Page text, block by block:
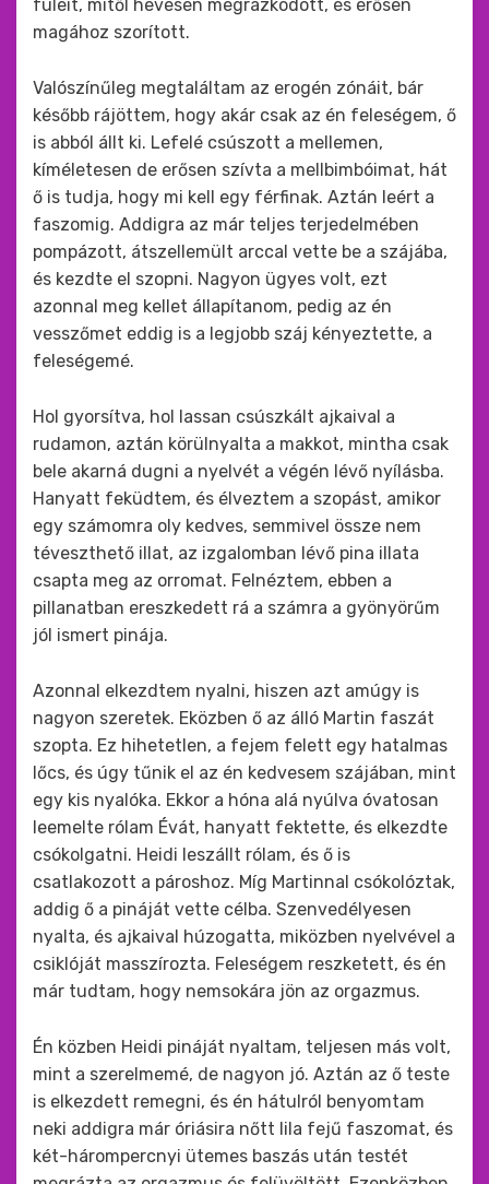
füleit, mitől hevesen megrázkódott, és erősen
magához szorított.
Valószínűleg megtaláltam az erogén zónáit, bár
később rájöttem, hogy akár csak az én feleségem, ő
is abból állt ki. Lefelé csúszott a mellemen,
kíméletesen de erősen szívta a mellbimbóimat, hát
ő is tudja, hogy mi kell egy férfinak. Aztán leért a
faszomig. Addigra az már teljes terjedelmében
pompázott, átszellemült arccal vette be a szájába,
és kezdte el szopni. Nagyon ügyes volt, ezt
azonnal meg kellet állapítanom, pedig az én
vesszőmet eddig is a legjobb száj kényeztette, a
feleségemé.
Hol gyorsítva, hol lassan csúszkált ajkaival a
rudamon, aztán körülnyalta a makkot, mintha csak
bele akarná dugni a nyelvét a végén lévő nyílásba.
Hanyatt feküdtem, és élveztem a szopást, amikor
egy számomra oly kedves, semmivel össze nem
téveszthető illat, az izgalomban lévő pina illata
csapta meg az orromat. Felnéztem, ebben a
pillanatban ereszkedett rá a számra a gyönyörűm
jól ismert pinája.
Azonnal elkezdtem nyalni, hiszen azt amúgy is
nagyon szeretek. Eközben ő az álló Martin faszát
szopta. Ez hihetetlen, a fejem felett egy hatalmas
lőcs, és úgy tűnik el az én kedvesem szájában, mint
egy kis nyalóka. Ekkor a hóna alá nyúlva óvatosan
leemelte rólam Évát, hanyatt fektette, és elkezdte
csókolgatni. Heidi leszállt rólam, és ő is
csatlakozott a pároshoz. Míg Martinnal csókolóztak,
addig ő a pináját vette célba. Szenvedélyesen
nyalta, és ajkaival húzogatta, miközben nyelvével a
csiklóját masszírozta. Feleségem reszketett, és én
már tudtam, hogy nemsokára jön az orgazmus.
Én közben Heidi pináját nyaltam, teljesen más volt,
mint a szerelmemé, de nagyon jó. Aztán az ő teste
is elkezdett remegni, és én hátulról benyomtam
neki addigra már óriásira nőtt lila fejű faszomat, és
két-hárompercnyi ütemes baszás után testét